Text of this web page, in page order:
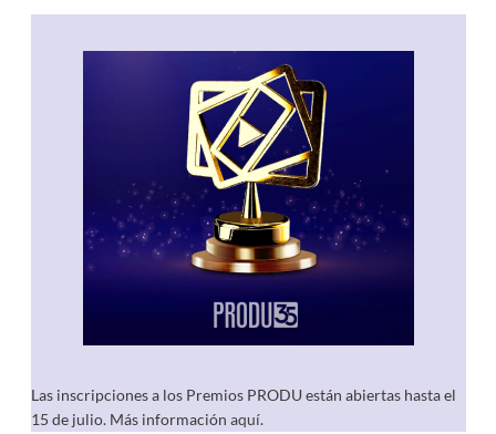
Las inscripciones a los Premios PRODU están abiertas hasta el
15 de julio. Más información aquí.